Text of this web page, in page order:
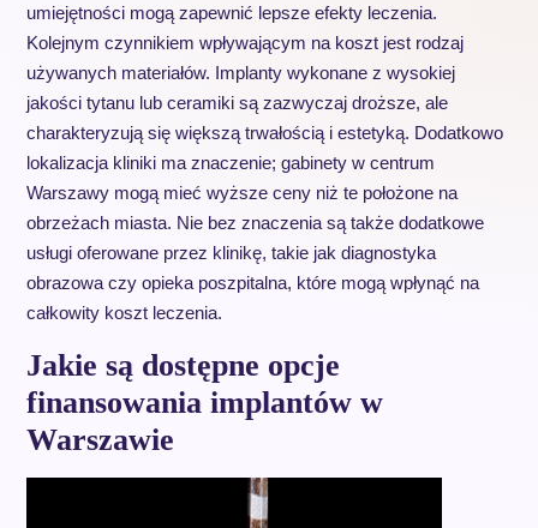
umiejętności mogą zapewnić lepsze efekty leczenia.
Kolejnym czynnikiem wpływającym na koszt jest rodzaj
używanych materiałów. Implanty wykonane z wysokiej
jakości tytanu lub ceramiki są zazwyczaj droższe, ale
charakteryzują się większą trwałością i estetyką. Dodatkowo
lokalizacja kliniki ma znaczenie; gabinety w centrum
Warszawy mogą mieć wyższe ceny niż te położone na
obrzeżach miasta. Nie bez znaczenia są także dodatkowe
usługi oferowane przez klinikę, takie jak diagnostyka
obrazowa czy opieka poszpitalna, które mogą wpłynąć na
całkowity koszt leczenia.
Jakie są dostępne opcje
finansowania implantów w
Warszawie